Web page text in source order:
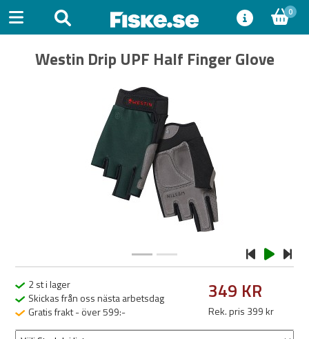
0
Westin Drip UPF Half Finger Glove
2 st i lager
Skickas från oss nästa arbetsdag
Gratis frakt - över 599:-
349 KR
Rek. pris 399 kr